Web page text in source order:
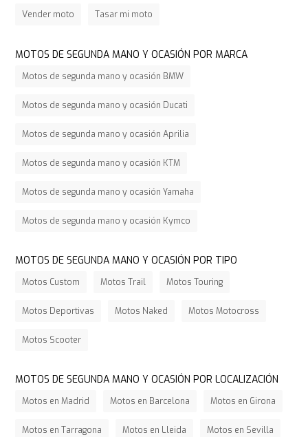
Vender moto Tasar mi moto
MOTOS DE SEGUNDA MANO Y OCASIÓN POR MARCA
Motos de segunda mano y ocasión BMW
Motos de segunda mano y ocasión Ducati
Motos de segunda mano y ocasión Aprilia
Motos de segunda mano y ocasión KTM
Motos de segunda mano y ocasión Yamaha
Motos de segunda mano y ocasión Kymco
MOTOS DE SEGUNDA MANO Y OCASIÓN POR TIPO
Motos Custom Motos Trail Motos Touring
Motos Deportivas Motos Naked Motos Motocross
Motos Scooter
MOTOS DE SEGUNDA MANO Y OCASIÓN POR LOCALIZACIÓN
Motos en Madrid Motos en Barcelona Motos en Girona
Motos en Tarragona Motos en Lleida Motos en Sevilla